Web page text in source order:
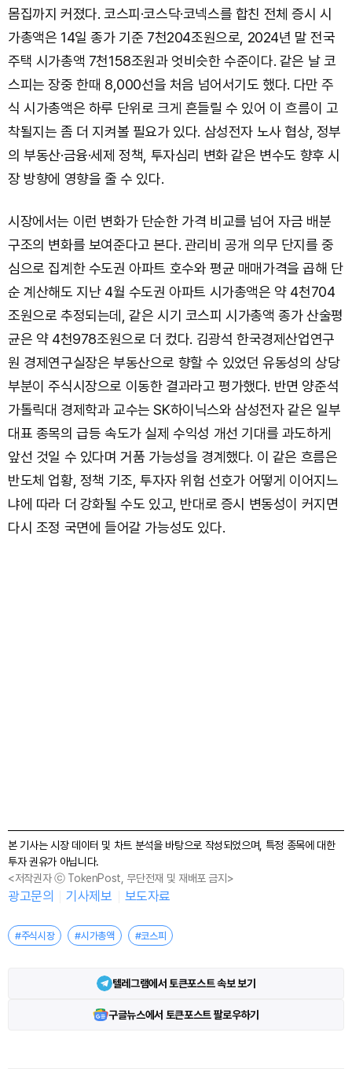
몸집까지 커졌다. 코스피·코스닥·코넥스를 합친 전체 증시 시
가총액은 14일 종가 기준 7천204조원으로, 2024년 말 전국
주택 시가총액 7천158조원과 엇비슷한 수준이다. 같은 날 코
스피는 장중 한때 8,000선을 처음 넘어서기도 했다. 다만 주
식 시가총액은 하루 단위로 크게 흔들릴 수 있어 이 흐름이 고
착될지는 좀 더 지켜볼 필요가 있다. 삼성전자 노사 협상, 정부
의 부동산·금융·세제 정책, 투자심리 변화 같은 변수도 향후 시
장 방향에 영향을 줄 수 있다.
시장에서는 이런 변화가 단순한 가격 비교를 넘어 자금 배분
구조의 변화를 보여준다고 본다. 관리비 공개 의무 단지를 중
심으로 집계한 수도권 아파트 호수와 평균 매매가격을 곱해 단
순 계산해도 지난 4월 수도권 아파트 시가총액은 약 4천704
조원으로 추정되는데, 같은 시기 코스피 시가총액 종가 산술평
균은 약 4천978조원으로 더 컸다. 김광석 한국경제산업연구
원 경제연구실장은 부동산으로 향할 수 있었던 유동성의 상당
부분이 주식시장으로 이동한 결과라고 평가했다. 반면 양준석
가톨릭대 경제학과 교수는 SK하이닉스와 삼성전자 같은 일부
대표 종목의 급등 속도가 실제 수익성 개선 기대를 과도하게
앞선 것일 수 있다며 거품 가능성을 경계했다. 이 같은 흐름은
반도체 업황, 정책 기조, 투자자 위험 선호가 어떻게 이어지느
냐에 따라 더 강화될 수도 있고, 반대로 증시 변동성이 커지면
다시 조정 국면에 들어갈 가능성도 있다.
본 기사는 시장 데이터 및 차트 분석을 바탕으로 작성되었으며, 특정 종목에 대한
투자 권유가 아닙니다.
<저작권자 ⓒ TokenPost, 무단전재 및 재배포 금지>
광고문의 기사제보 보도자료
#주식시장 #시가총액 #코스피
텔레그램에서 토큰포스트 속보 보기
구글뉴스에서 토큰포스트 팔로우하기